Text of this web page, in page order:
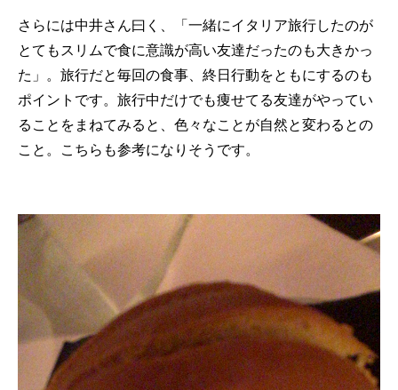
さらには中井さん曰く、「一緒にイタリア旅行したのが
とてもスリムで食に意識が高い友達だったのも大きかっ
た」。旅行だと毎回の食事、終日行動をともにするのも
ポイントです。旅行中だけでも痩せてる友達がやってい
ることをまねてみると、色々なことが自然と変わるとの
こと。こちらも参考になりそうです。